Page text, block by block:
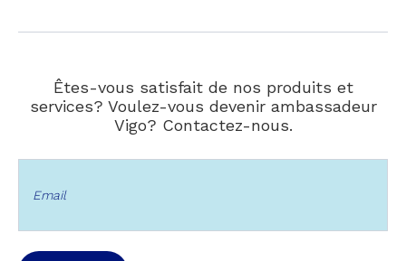
Êtes-vous satisfait de nos produits et
services? Voulez-vous devenir ambassadeur
Vigo? Contactez-nous.